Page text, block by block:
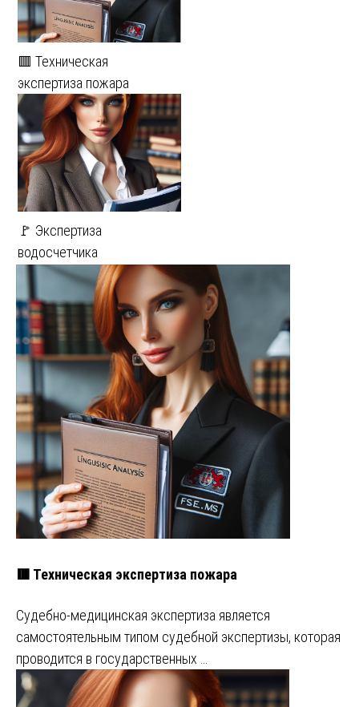
🟥 Техническая
экспертиза пожара
🚩 Экспертиза
водосчетчика
🟥 Техническая экспертиза пожара
Судебно-медицинская экспертиза является
самостоятельным типом судебной экспертизы, которая
проводится в государственных …